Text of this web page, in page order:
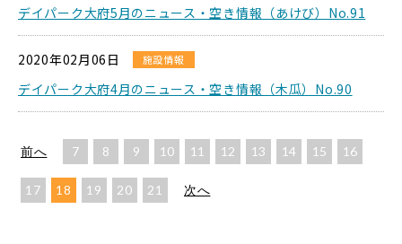
デイパーク大府5月のニュース・空き情報（あけび）No.91
2020年02月06日 施設情報
デイパーク大府4月のニュース・空き情報（木瓜）No.90
前へ 7 8 9 10 11 12 13 14 15 16
17 18 19 20 21 次へ